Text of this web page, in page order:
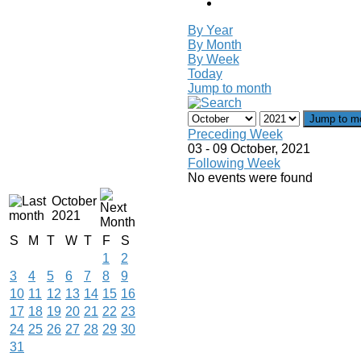
By Year
By Month
By Week
Today
Jump to month
Jump to
Preceding Week
03 - 09 October, 2021
Following Week
No events were found
October
2021
S
M T W T F
S
1
2
3
4 5 6 7 8
9
10 11 12 13 14 15 16
17 18 19 20 21 22 23
24 25 26 27 28 29 30
31